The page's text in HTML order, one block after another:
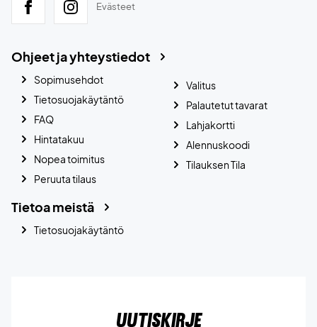
Evästeet
Ohjeet ja yhteystiedot
Sopimusehdot
Tietosuojakäytäntö
FAQ
Hintatakuu
Nopea toimitus
Peruuta tilaus
Valitus
Palautetut tavarat
Lahjakortti
Alennuskoodi
Tilauksen Tila
Tietoa meistä
Tietosuojakäytäntö
Uutiskirje